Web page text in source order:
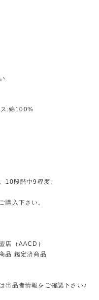
:綿100%
10段階中9程度。
購入下さい。
店（AACD）
品 鑑定済商品
出品者情報をご確認下さい♪